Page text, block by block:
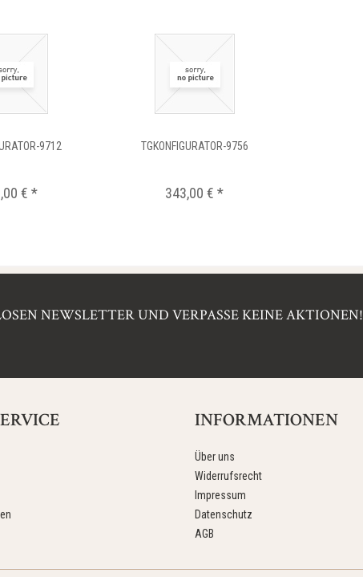
9712
€ *
TGKONFIGURATOR-9756
343,00 € *
NEWSLETTER UND VERPASSE KEINE AKTIONEN!
INFORMATIONEN
Über uns
Widerrufsrecht
Impressum
Datenschutz
AGB